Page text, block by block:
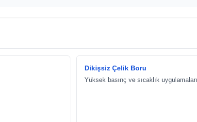
Dikişsiz Çelik Boru
Yüksek basınç ve sıcaklık